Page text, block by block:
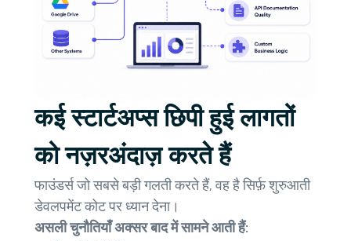
कई स्टार्टअप्स छिपी हुई लागतों
को नज़रअंदाज़ करते हैं
फाउंडर्स जो सबसे बड़ी गलती करते हैं, वह है सिर्फ़ शुरुआती
डेवलपमेंट कोट पर ध्यान देना।
असली चुनौतियाँ अक्सर बाद में सामने आती हैं: